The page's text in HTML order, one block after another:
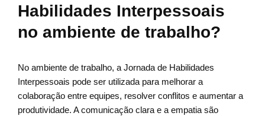
Habilidades Interpessoais
no ambiente de trabalho?
No ambiente de trabalho, a Jornada de Habilidades
Interpessoais pode ser utilizada para melhorar a
colaboração entre equipes, resolver conflitos e aumentar a
produtividade. A comunicação clara e a empatia são